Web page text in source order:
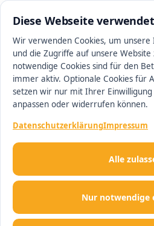
Diese Webseite
Wir verwenden Cookies, um
und die Zugriffe auf unsere Website
notwendige Cookies sind für den
immer aktiv. Optionale Cookies für
setzen wir nur mit Ihrer Einwilligung
anpassen oder widerrufen können.
DatenschutzerklärungImpressum
Nur notwendige
Alle